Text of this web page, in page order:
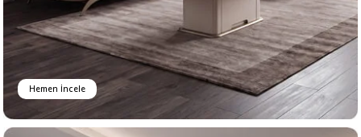
Hemen İncele